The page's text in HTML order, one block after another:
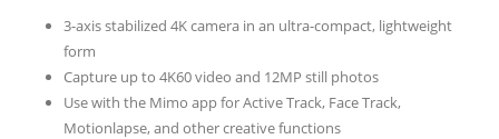
3-axis stabilized 4K camera in an ultra-compact, lightweight
form
Capture up to 4K60 video and 12MP still photos
Use with the Mimo app for Active Track, Face Track,
Motionlapse, and other creative functions